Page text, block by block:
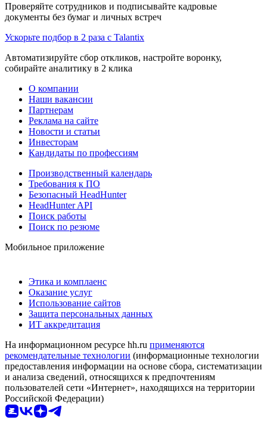
Проверяйте сотрудников и подписывайте кадровые
документы без бумаг и личных встреч
Ускорьте подбор в 2 раза с Talantix
Автоматизируйте сбор откликов, настройте воронку,
собирайте аналитику в 2 клика
О компании
Наши вакансии
Партнерам
Реклама на сайте
Новости и статьи
Инвесторам
Кандидаты по профессиям
Производственный календарь
Требования к ПО
Безопасный HeadHunter
HeadHunter API
Поиск работы
Поиск по резюме
Мобильное приложение
Этика и комплаенс
Оказание услуг
Использование сайтов
Защита персональных данных
ИТ аккредитация
На информационном ресурсе hh.ru применяются
рекомендательные технологии (информационные технологии
предоставления информации на основе сбора, систематизации
и анализа сведений, относящихся к предпочтениям
пользователей сети «Интернет», находящихся на территории
Российской Федерации)